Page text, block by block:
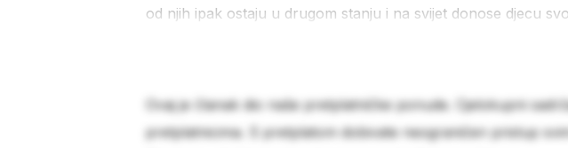
od njih ipak ostaju u drugom stanju i na svijet donose djecu
Ovaj je članak dio naše pretplatničke ponude. Cjelokupni
pretplatnicima. S pretplatom dobivate neograničen pristup